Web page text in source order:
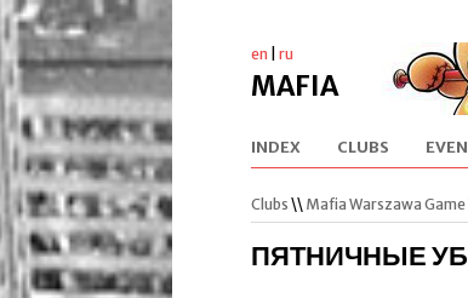
en ru
MAFIA
INDEX CLUBS
Clubs \\ Mafia Warszawa Game
ПЯТНИЧНЫЕ